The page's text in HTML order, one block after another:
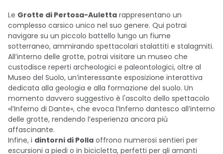
Le Grotte di Pertosa-Auletta rappresentano un
complesso carsico unico nel suo genere. Qui potrai
navigare su un piccolo battello lungo un fiume
sotterraneo, ammirando spettacolari stalattiti e stalagmiti.
All’interno delle grotte, potrai visitare un museo che
custodisce reperti archeologici e paleontologici, oltre al
Museo del Suolo, un’interessante esposizione interattiva
dedicata alla geologia e alla formazione del suolo. Un
momento davvero suggestivo è l'ascolto dello spettacolo
«l’Inferno di Dante», che evoca l’Inferno dantesco all’interno
delle grotte, rendendo l’esperienza ancora più
affascinante.
Infine, i dintorni di Polla offrono numerosi sentieri per
escursioni a piedi o in bicicletta, perfetti per gli amanti